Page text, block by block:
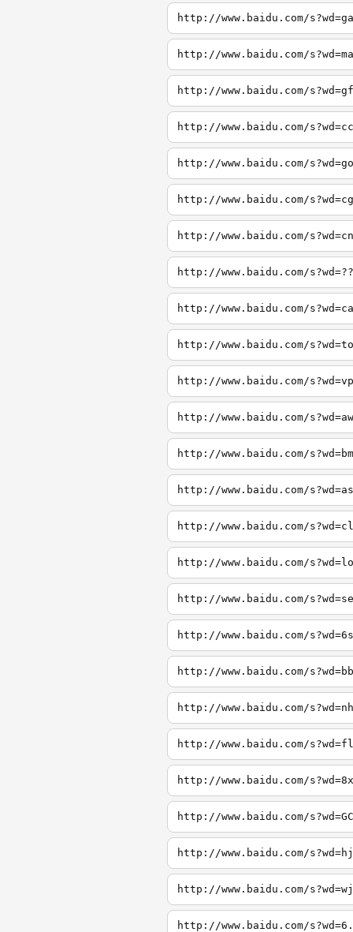
http://www.baidu.com/
http://www.baidu.com/
http://www.baidu.com/
http://www.baidu.com/
http://www.baidu.com/
http://www.baidu.com/
http://www.baidu.com/
http://www.baidu.com/
http://www.baidu.com/
http://www.baidu.com/
http://www.baidu.com/
http://www.baidu.com/
http://www.baidu.com/
http://www.baidu.com/
http://www.baidu.com/
http://www.baidu.com/
http://www.baidu.com/
http://www.baidu.com/
http://www.baidu.com/
http://www.baidu.com/
http://www.baidu.com/
http://www.baidu.com/
http://www.baidu.com/
http://www.baidu.com/
http://www.baidu.com/
http://www.baidu.com/